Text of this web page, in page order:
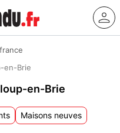
en-Brie
en-Brie
Maisons neuves